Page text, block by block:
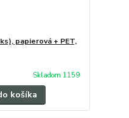
papierová + PET,
Skladom 1159
košíka